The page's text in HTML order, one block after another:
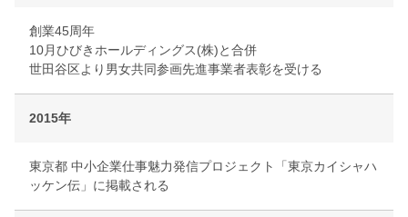
創業45周年
10月ひびきホールディングス(株)と合併
世田谷区より男女共同参画先進事業者表彰を受ける
2015年
東京都 中小企業仕事魅力発信プロジェクト「東京カイシャハ
ッケン伝」に掲載される